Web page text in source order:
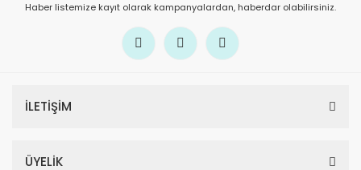
Haber listemize kayıt olarak kampanyalardan, haberdar olabilirsiniz.
İLETİŞİM
ÜYELİK